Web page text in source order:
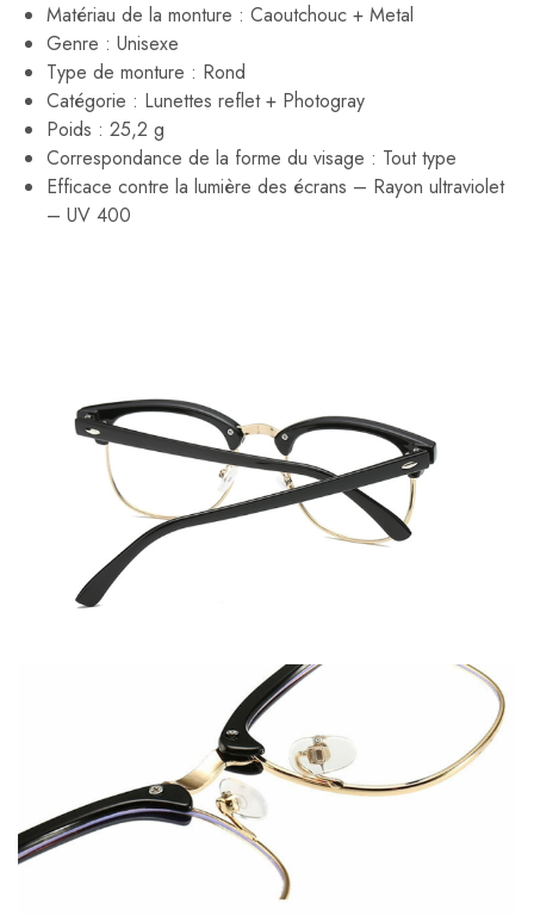
Matériau de la monture : Caoutchouc + Metal
Genre : Unisexe
Type de monture : Rond
Catégorie : Lunettes reflet + Photogray
Poids : 25,2 g
Correspondance de la forme du visage : Tout type
Efficace contre la lumière des écrans – Rayon ultraviolet
– UV 400